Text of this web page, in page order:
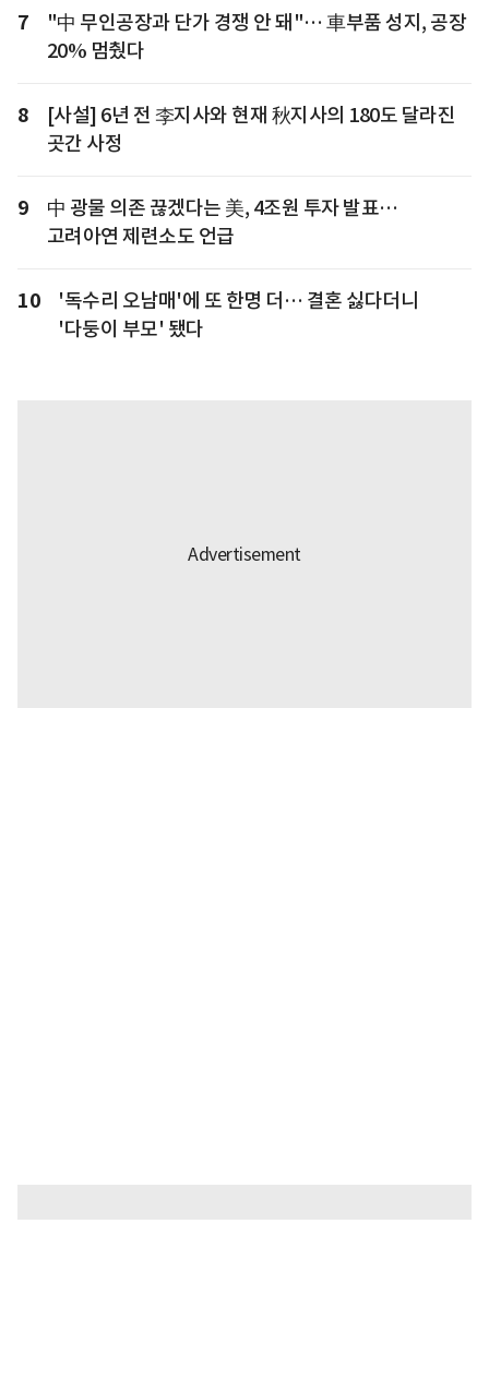
7
"中 무인공장과 단가 경쟁 안 돼"… 車부품 성지, 공장
20% 멈췄다
8
[사설] 6년 전 李지사와 현재 秋지사의 180도 달라진
곳간 사정
9
中 광물 의존 끊겠다는 美, 4조원 투자 발표…
고려아연 제련소도 언급
10
'독수리 오남매'에 또 한명 더… 결혼 싫다더니
'다둥이 부모' 됐다